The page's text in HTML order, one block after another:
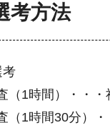
方法
考
（1時間）・・・
（1時間30分）